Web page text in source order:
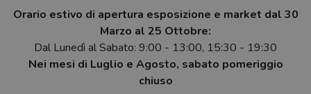
Orario estivo di apertura esposizione e market dal 30
Marzo al 25 Ottobre:
Dal Lunedì al Sabato: 9:00 - 13:00, 15:30 - 19:30
Nei mesi di Luglio e Agosto, sabato pomeriggio
chiuso